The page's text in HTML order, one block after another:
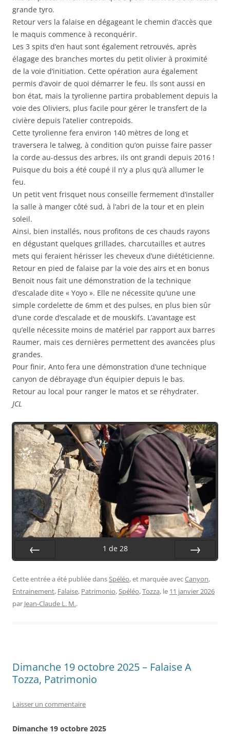
grande tyro.
Retour vers la falaise en dégageant le chemin d’accès que
le maquis commence à reconquérir.
Les 3 spits d’en haut sont également retrouvés, après
élagage des branches mortes du petit olivier à proximité
de la voie d’initiation. Cette opération aura également
permis d’avoir de quoi démarrer le feu. Ils sont aussi en
bon état, mais la tyrolienne partira probablement depuis la
voie des Oliviers, plus facile pour gérer le transfert de la
civière depuis l’atelier contrepoids.
Cette tyrolienne fera environ 140 mètres de long et
traversera le talweg, à condition qu’on puisse faire passer
la corde au-dessus des arbres, ils ont grandi depuis 2016 !
Puisque du bois a été coupé il n’y a plus qu’à allumer le
feu.
Un petit vent frisquet nous conseille fermement d’installer
la salle à manger côté sud, à l’abri de la tour et en plein
soleil.
Ainsi, bien installés, nous profitons de ces chauds rayons
en dégustant quelques grillades, charcutailles et autres
mets qui feraient hérisser les cheveux d’une diététicienne.
Retour en pied de falaise par la voie des airs et en bonus
Benoit nous fait une démonstration de la technique
d’escalade dite « Yoyo ». Elle ne nécessite qu’une une
simple cordelette de 6mm et des pulses, en plus bien sûr
d’une corde d’escalade et de mouskifs. L’avantage est
qu’elle nécessite moins de matériel par rapport aux barres
Raumer, mais ces dernières permettent des avancées plus
grandes.
Pour finir, Anto fera une démonstration d’une technique
canyon de débrayage d’un équipier depuis le bas.
Retour au local pour ranger le matos et se réhydrater.
JCL
1 de 28
Cette entrée a été publiée dansSpéléo, et marquée avecCanyon,
Entrainement, Falaise, Patrimonio,Spéléo,Tozza, le 11 janvier 2026
par Jean-Claude L. M..
Dimanche 19 octobre 2025 – Falaise A
Tozza, Patrimonio
Laisser un commentaire
Dimanche 19 octobre 2025